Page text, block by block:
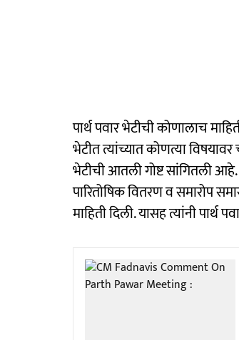
पार्थ पवार भेटीची कोणालाच
भेटीत त्यांच्यात कोणत्या
भेटीची आतली गोष्ट सांगितली
पारितोषिक वितरण व समारोप
माहिती दिली. यासह त्यांनी पार्थ